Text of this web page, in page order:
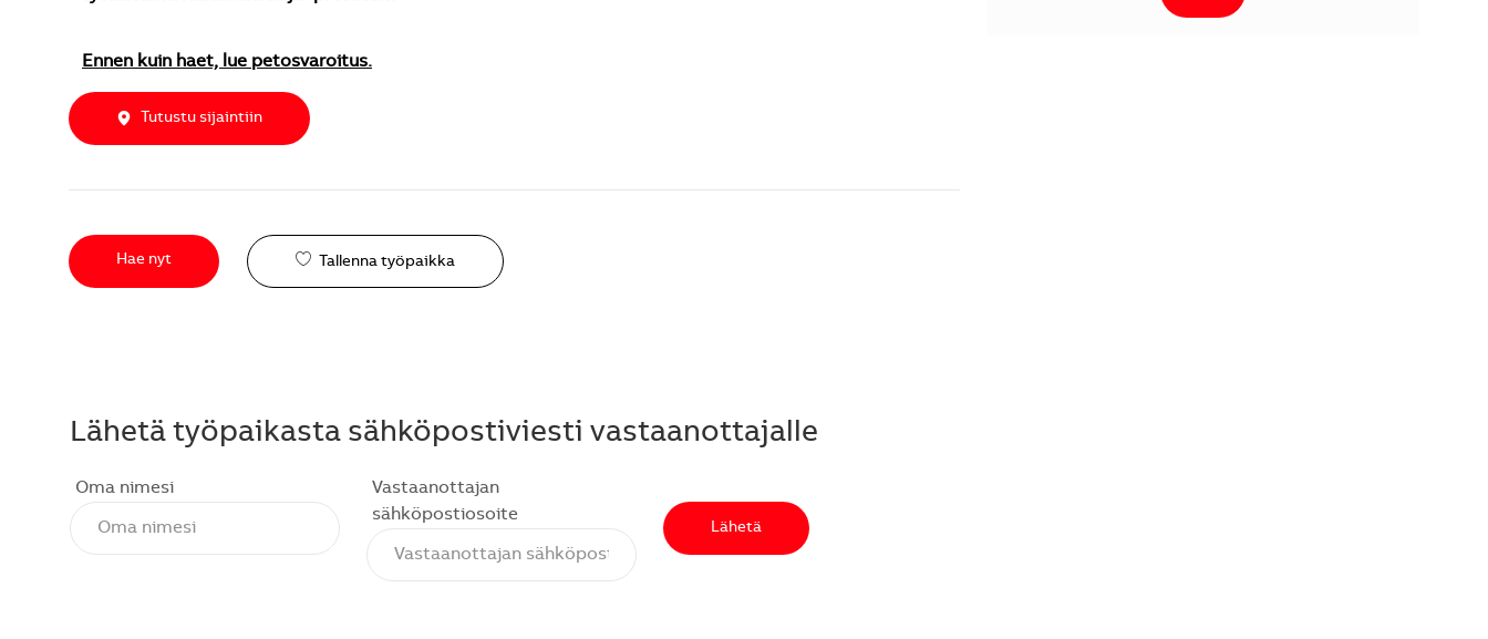
Ennen kuin haet, lue petosvaroitus.
Tutustu sijaintiin
Hae nyt Tallenna työpaikka
Lähetä työpaikasta sähköpostiviesti vastaanottajalle
Oma nimesi
Vastaanottajan
sähköpostiosoite
Lähetä